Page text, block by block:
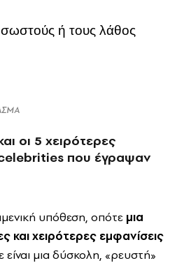
ή τους λάθος
οι 5 χειρότερες
που έγραψαν
υπόθεση, οπότε μια
και χειρότερες εμφανίσεις
μια δύσκολη, «ρευστή»